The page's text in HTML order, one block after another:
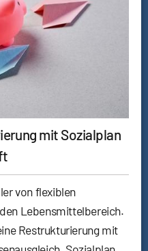
mit Sozialplan
von flexiblen
Lebensmittelbereich.
Restrukturierung mit